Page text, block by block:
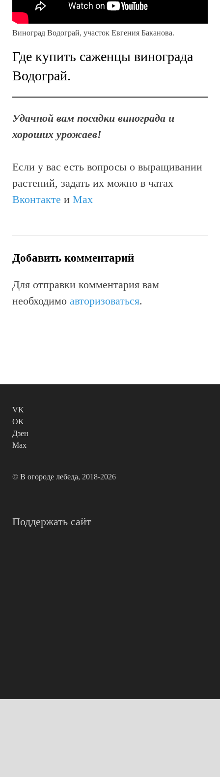
Виноград Водограй, участок Евгения Баканова.
Где купить саженцы винограда
Водограй.
Удачной вам посадки винограда и
хороших урожаев!
Если у вас есть вопросы о выращивании
растений, задать их можно в чатах
Вконтакте и Max
Добавить комментарий
Для отправки комментария вам
необходимо авторизоваться.
VK
OK
Дзен
Max
© В огороде лебеда, 2018-2026
Поддержать сайт